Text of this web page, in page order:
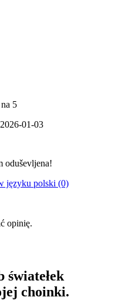
na 5
2026-01-03
oduševljena!
języku polski (0)
opinię.
światełek
choinki.